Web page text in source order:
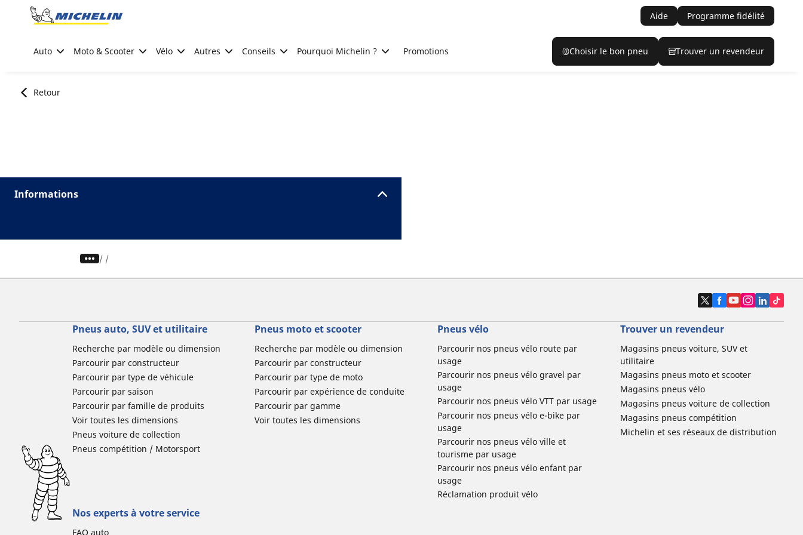
Go to page content
Aide Programme fidélité
Auto Moto & Scooter Vélo Autres Conseils Pourquoi Michelin ? Promotions Choisir le bon pneu Trouver un revendeur
Retour
Informations
/
Pneus auto, SUV et utilitaire
Recherche par modèle ou dimension
Parcourir par constructeur
Parcourir par type de véhicule
Parcourir par saison
Parcourir par famille de produits
Voir toutes les dimensions
Pneus voiture de collection
Pneus compétition / Motorsport
Pneus moto et scooter
Recherche par modèle ou dimension
Parcourir par constructeur
Parcourir par type de moto
Parcourir par expérience de conduite
Parcourir par gamme
Voir toutes les dimensions
Pneus vélo
Parcourir nos pneus vélo route par
usage
Parcourir nos pneus vélo gravel par
usage
Parcourir nos pneus vélo VTT par usage
Parcourir nos pneus vélo e-bike par
usage
Parcourir nos pneus vélo ville et
tourisme par usage
Parcourir nos pneus vélo enfant par
usage
Réclamation produit vélo
Trouver un revendeur
Magasins pneus voiture, SUV et
utilitaire
Magasins pneus moto et scooter
Magasins pneus vélo
Magasins pneus voiture de collection
Magasins pneus compétition
Michelin et ses réseaux de distribution
Nos experts à votre service
FAQ auto